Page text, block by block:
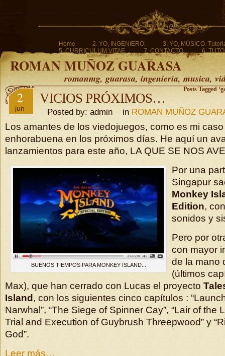
Home 2. YO, INGENIERO.
3. YO, MÚSICO.
5. CURRICULUM VITAE.
7. CONTACTO. 6.
ROMAN MUÑOZ GUARASA
romanmg, guarasa, ingenieria, musica,
Posts Tagged
2
jun
VICIOS PRÓXIMOS…
Posted by: admin in ROMAN MUÑOZ
Los amantes de los viedojuegos, como es mi
enhorabuena en los próximos días. He aquí un
lanzamientos para este año, LA QUE SE NOS
BUENOS TIEMPOS PARA MONKEY ISLAND...
Por una
Singapur
Monkey
Edition,
sonidos y
Pero por
con mayor
de la mano
(últimos
Max), que han cerrado con Lucas el proyecto
Island , con los siguientes cinco capítulos :
Narwhal”, “The Siege of Spinner Cay”, “Lair of the
Trial and Execution of Guybrush Threepwood” y
God”.
Leer más…